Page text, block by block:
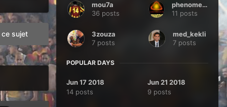
ce sujet
mou7a
36 posts
phenomeno
11 posts
3zouza
7 posts
med_kekli
7 posts
POPULAR DAYS
Jun 17 2018
14 posts
Jun 21 2018
9 posts